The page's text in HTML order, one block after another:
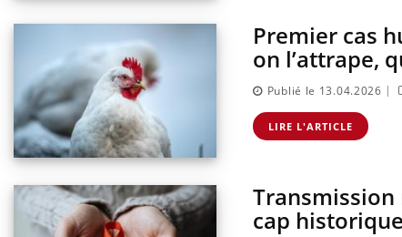
Premier cas
on l’attrape,
Publié le 13.04.2026 |
LIRE L'ARTICLE
cap historique
il trop
?
Syndrome métabolique :
quels sont les meilleurs
exercices physiques ?
Comment éviter une otite
pendant les vacances ?